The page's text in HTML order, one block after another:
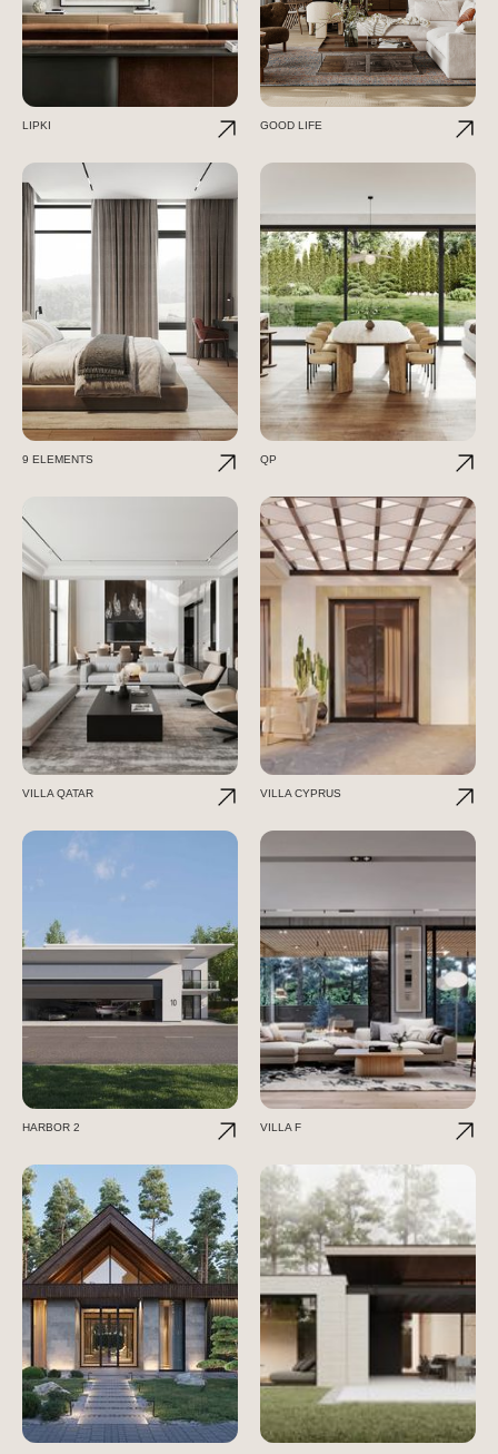
LIPKI GOOD LIFE
9 ELEMENTS QP
VILLA QATAR VILLA CYPRUS
HARBOR 2 VILLA F